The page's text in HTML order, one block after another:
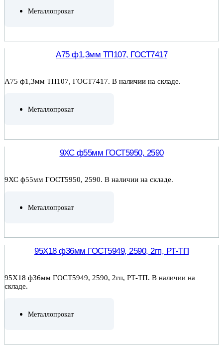
Металлопрокат
А75 ф1,3мм ТП107, ГОСТ7417
А75 ф1,3мм ТП107, ГОСТ7417. В наличии на складе.
Металлопрокат
9ХС ф55мм ГОСТ5950, 2590
9ХС ф55мм ГОСТ5950, 2590. В наличии на складе.
Металлопрокат
95Х18 ф36мм ГОСТ5949, 2590, 2гп, РТ-ТП
95Х18 ф36мм ГОСТ5949, 2590, 2гп, РТ-ТП. В наличии на
складе.
Металлопрокат